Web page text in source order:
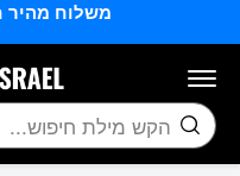
משלוח מהיר
חיפוש